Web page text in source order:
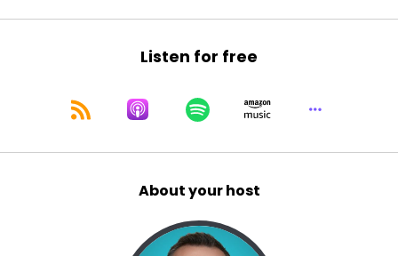
Listen for free
About your host